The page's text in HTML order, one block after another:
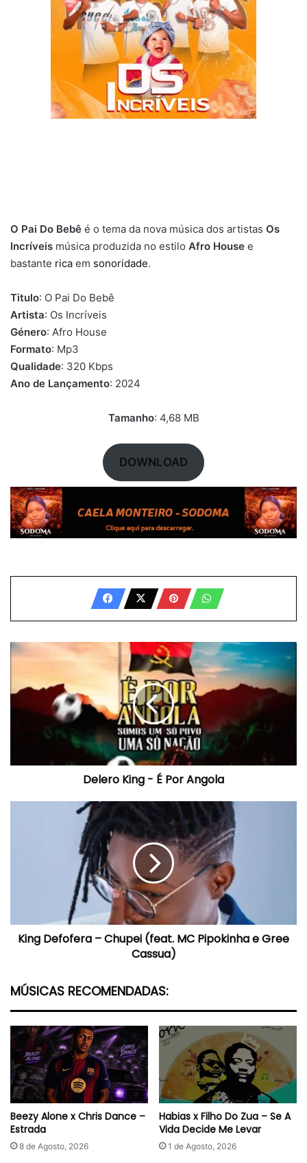
O Pai Do Bebê é o tema da nova música dos artistas Os
Incríveis música produzida no estilo Afro House e
bastante rica em sonoridade.
Titulo: O Pai Do Bebê
Artista: Os Incríveis
Género: Afro House
Formato: Mp3
Qualidade: 320 Kbps
Ano de Lançamento: 2024
Tamanho: 4,68 MB
DOWNLOAD
Delero
É
Por
Delero King - É Por Angola
Gree
Cassua)
King Defofera – Chupei (feat. MC Pipokinha e Gree
Cassua)
MÚSICAS RECOMENDADAS:
Beezy Alone x Chris Dance –
Estrada
8 de Agosto, 2026
Habias x Filho Do Zua – Se A
Vida Decide Me Levar
1 de Agosto, 2026